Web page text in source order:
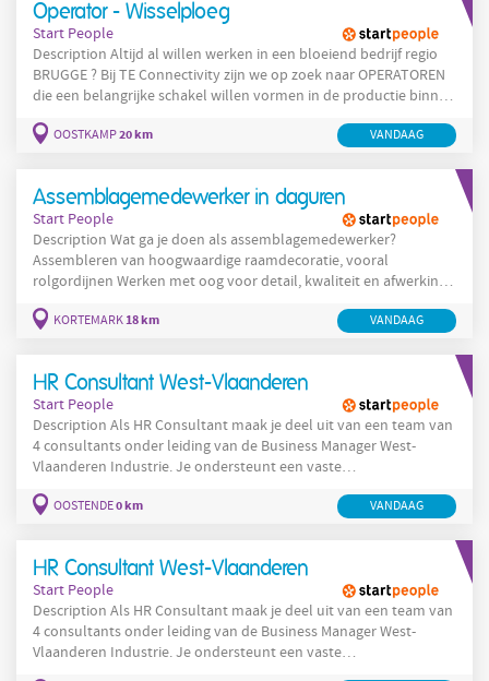
winkelverantwoordelijke bij
Operator - Wisselploeg
Start People
Description Altijd al willen werken in een bloeiend bedrijf regio
BRUGGE ? Bij TE Connectivity zijn we op zoek naar OPERATOREN
die een belangrijke schakel willen vormen in de productie binnen
bedienen van de machines volgens een vastgelegd schema
OOSTKAMP20 km VANDAAG
Assemblagemedewerker in daguren
Start People
Description Wat ga je doen als assemblagemedewerker?
Assembleren van hoogwaardige raamdecoratie, vooral
rolgordijnen Werken met oog voor detail, kwaliteit en afwerking
on the job Company
KORTEMARK18 km VANDAAG
HR Consultant West-Vlaanderen
Start People
Description Als HR Consultant maak je deel uit van een team van
4 consultants onder leiding van de Business Manager West-
Vlaanderen Industrie. Je ondersteunt een vaste
voornamelijk aanwezig op de sites van onze klanten. Je werkt
jouw aanwezigheid op de werkvloer ben je
OOSTENDE0 km VANDAAG
HR Consultant West-Vlaanderen
Start People
Description Als HR Consultant maak je deel uit van een team van
4 consultants onder leiding van de Business Manager West-
Vlaanderen Industrie. Je ondersteunt een vaste